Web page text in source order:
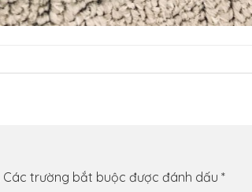
Các trường bắt buộc được đánh dấu *